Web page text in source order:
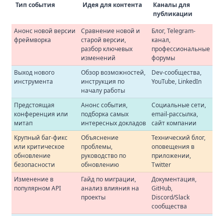
Тип события Идея для контента
Каналы для
публикации
Анонс новой версии
фреймворка
Сравнение новой и
старой версии,
разбор ключевых
изменений
Блог, Telegram-
канал,
профессиональные
форумы
Выход нового
инструмента
Обзор возможностей,
инструкция по
началу работы
Dev-сообщества,
YouTube, LinkedIn
Предстоящая
конференция или
митап
Анонс события,
подборка самых
интересных докладов
Социальные сети,
email-рассылка,
сайт компании
Крупный баг-фикс
или критическое
обновление
безопасности
Объяснение
проблемы,
руководство по
обновлению
Технический блог,
оповещения в
приложении,
Twitter
Изменение в
популярном API
Гайд по миграции,
анализ влияния на
проекты
Документация,
GitHub,
Discord/Slack
сообщества